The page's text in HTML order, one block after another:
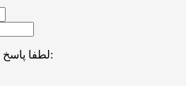
لطفا پاسخ را به عدد انگلیسی وارد کنید: